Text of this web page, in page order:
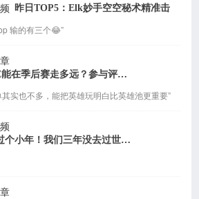
昨日TOP5：Elk妙手空空秘术精准击
输的有三个😂”
[有奖讨论] 你认为WE能在季后赛走多远？参与评论送雷柏机械键盘
实也不多，能把英雄玩明白比英雄池更重要”
[微笑解说] 兄弟们，过个小年！我们三年没去过世界赛了啊！